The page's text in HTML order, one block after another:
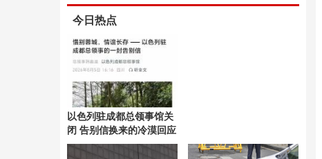
今日热点
以色列驻成都总领事馆关
闭 告别信换来的冷漠回应